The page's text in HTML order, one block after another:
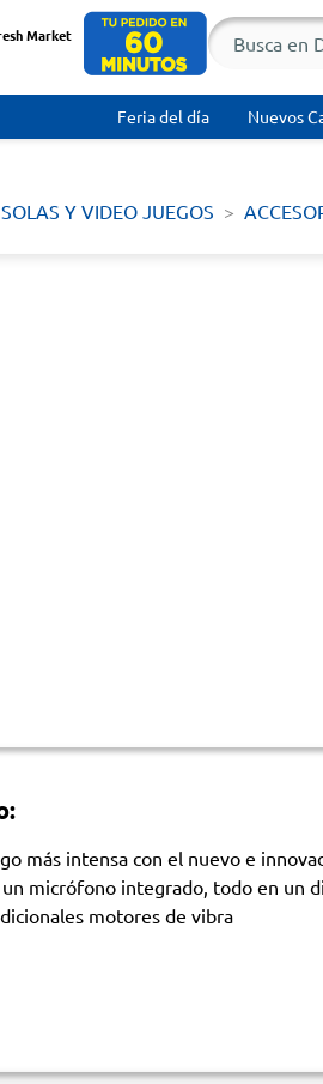
Market
Feria del día Nuevos
Y VIDEO JUEGOS
más intensa con el nuevo e
micrófono integrado, todo en un
motores de vibra